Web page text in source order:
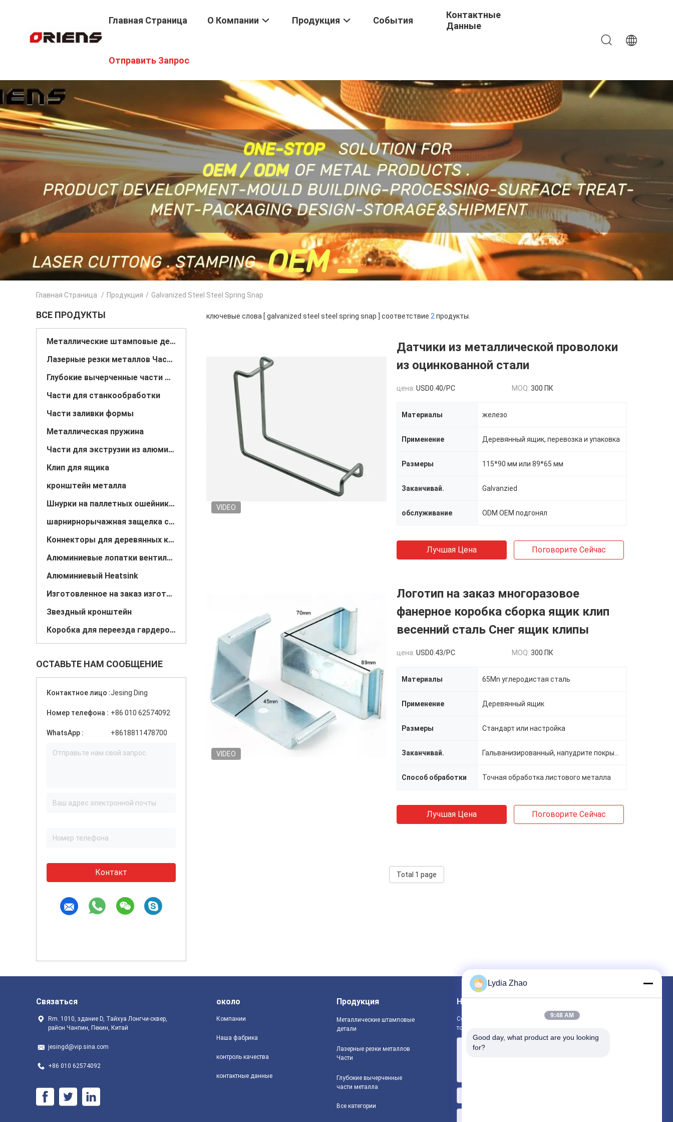
Главная Страница О Компании Продукция События
Контактные
Данные
Отправить Запрос
Главная Страница / Продукция / Galvanized Steel Steel Spring Snap
ВСЕ ПРОДУКТЫ
Металлические штамповые детали
Лазерные резки металлов Части
Глубокие вычерченные части металла
Части для станкообработки
Части заливки формы
Металлическая пружина
Части для экструзии из алюминия
Клип для ящика
кронштейн металла
Шнурки на паллетных ошейниках
шарнирнорычажная защелка струбцины
Коннекторы для деревянных конструкций
Алюминиевые лопатки вентилятора
Алюминиевый Heatsink
Изготовленное на заказ изготовление металлического листа
Звездный кронштейн
Коробка для переезда гардероба/Штанга для вешалок
ОСТАВЬТЕ НАМ СООБЩЕНИЕ
Контактное лицо :Jesing Ding
Номер телефона : +86 010 62574092
WhatsApp : +8618811478700
Контакт
ключевые слова [ galvanized steel steel spring snap ] соответствие 2 продукты.
VIDEO
Датчики из металлической проволоки
из оцинкованной стали
цена: USD0.40/PC MOQ: 300 ПК
Материалы железо
Применение Деревянный ящик, перевозка и упаковка
Размеры 115*90 мм или 89*65 мм
Заканчивай. Galvanzied
обслуживание ODM OEM подгонял
Лучшая Цена Поговорите Сейчас
VIDEO
Логотип на заказ многоразовое
фанерное коробка сборка ящик клип
весенний сталь Снег ящик клипы
цена: USD0.43/PC MOQ: 300 ПК
Материалы 65Mn углеродистая сталь
Применение Деревянный ящик
Размеры Стандарт или настройка
Заканчивай.
Способ обработки Точная обработка листового металла
Лучшая Цена Поговорите Сейчас
Total 1 page
Связаться
Rm. 1010, здание D, Тайхуа Лонгчи-сквер,
район Чанпин, Пекин, Китай
jesingd@vip.sina.com
+86 010 62574092
около
Компании
Наша фабрика
контроль качества
контактные данные
Продукция
Металлические штамповые
детали
Лазерные резки металлов
Части
Глубокие вычерченные
части металла
Все категории
Написать нам
Сообщите нам свое требование. Мы свяжем с вами лучшие
товары.
Lydia Zhao
9:48 AM
Good day, what product are you looking
for?